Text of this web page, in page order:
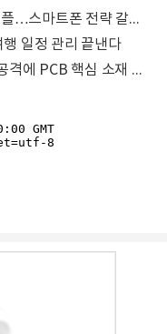
울트라 밀어 올린 삼성, 입문 낮춘 애플…스마트폰 전략 갈렸다
일정 관리 끝낸다
스마트폰·가전 가격 오르나… 이란 공격에 PCB 핵심 소재 70% '셧다운'